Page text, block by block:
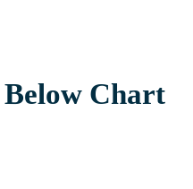
Chart